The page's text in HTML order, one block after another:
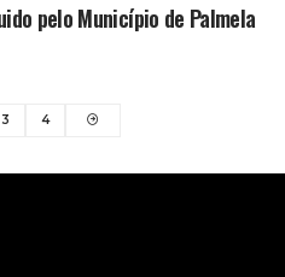
pelo Município de Palmela
3 4